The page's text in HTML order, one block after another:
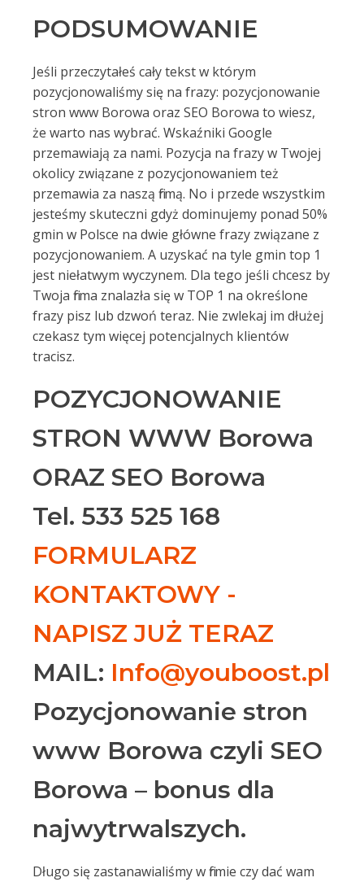
PODSUMOWANIE
Jeśli przeczytałeś cały tekst w którym
pozycjonowaliśmy się na frazy: pozycjonowanie
stron www Borowa oraz SEO Borowa to wiesz,
że warto nas wybrać. Wskaźniki Google
przemawiają za nami. Pozycja na frazy w Twojej
okolicy związane z pozycjonowaniem też
przemawia za naszą firmą. No i przede wszystkim
jesteśmy skuteczni gdyż dominujemy ponad 50%
gmin w Polsce na dwie główne frazy związane z
pozycjonowaniem. A uzyskać na tyle gmin top 1
jest niełatwym wyczynem. Dla tego jeśli chcesz by
Twoja firma znalazła się w TOP 1 na określone
frazy pisz lub dzwoń teraz. Nie zwlekaj im dłużej
czekasz tym więcej potencjalnych klientów
tracisz.
POZYCJONOWANIE
STRON WWW Borowa
ORAZ SEO Borowa
Tel. 533 525 168
FORMULARZ
KONTAKTOWY -
NAPISZ JUŻ TERAZ
MAIL: Info@youboost.pl
Pozycjonowanie stron
www Borowa czyli SEO
Borowa – bonus dla
najwytrwalszych.
Długo się zastanawialiśmy w firmie czy dać wam